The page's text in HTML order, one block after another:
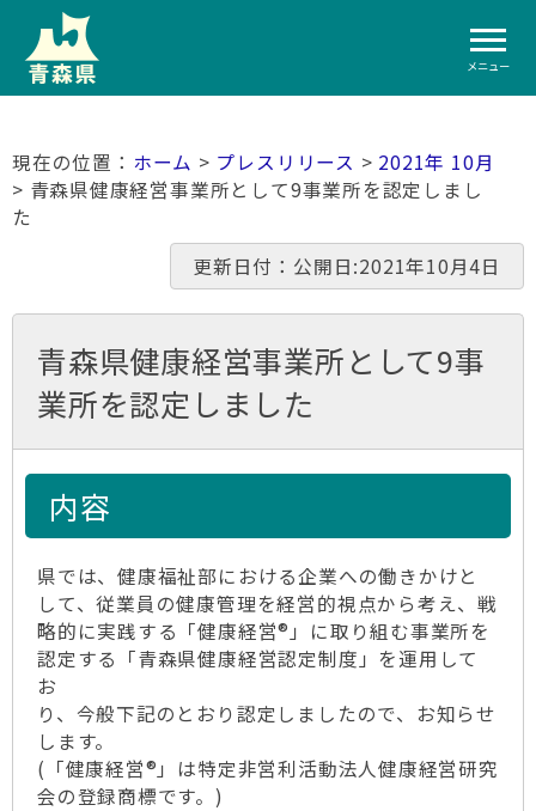
メニュー
ホーム > プレスリリース > 2021年 10月
> 青森県健康経営事業所として9事業所を認定しまし
た
更新日付：公開日:2021年10月4日
青森県健康経営事業所として9事
業所を認定しました
内容
県では、健康福祉部における企業への働きかけと
して、従業員の健康管理を経営的視点から考え、戦
略的に実践する「健康経営®」に取り組む事業所を
認定する「青森県健康経営認定制度」を運用して
お
り、今般下記のとおり認定しましたので、お知らせ
します。
(「健康経営®」は特定非営利活動法人健康経営研究
会の登録商標です。)